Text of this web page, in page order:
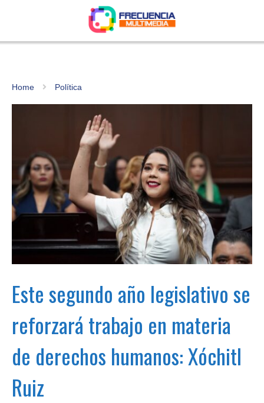
Home Política
Este segundo año legislativo se
reforzará trabajo en materia
de derechos humanos: Xóchitl
Ruiz